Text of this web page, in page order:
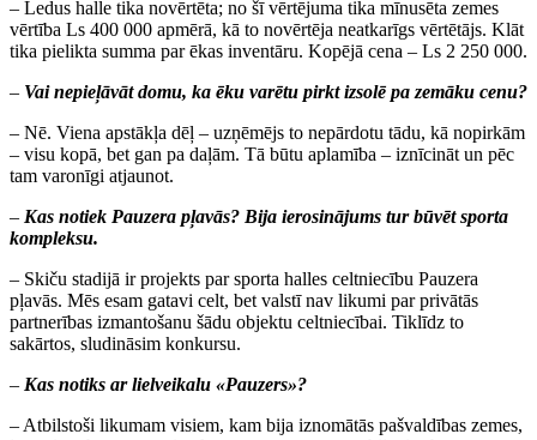
– Ledus halle tika novērtēta; no šī vērtējuma tika mīnusēta zemes
vērtība Ls 400 000 apmērā, kā to novērtēja neatkarīgs vērtētājs. Klāt
tika pielikta summa par ēkas inventāru. Kopējā cena – Ls 2 250 000.
– Vai nepieļāvāt domu, ka ēku varētu pirkt izsolē pa zemāku cenu?
– Nē. Viena apstākļa dēļ – uzņēmējs to nepārdotu tādu, kā nopirkām
– visu kopā, bet gan pa daļām. Tā būtu aplamība – iznīcināt un pēc
tam varonīgi atjaunot.
– Kas notiek Pauzera pļavās? Bija ierosinājums tur būvēt sporta
kompleksu.
– Skiču stadijā ir projekts par sporta halles celtniecību Pauzera
pļavās. Mēs esam gatavi celt, bet valstī nav likumi par privātās
partnerības izmantošanu šādu objektu celtniecībai. Tiklīdz to
sakārtos, sludināsim konkursu.
– Kas notiks ar lielveikalu «Pauzers»?
– Atbilstoši likumam visiem, kam bija iznomātās pašvaldības zemes,